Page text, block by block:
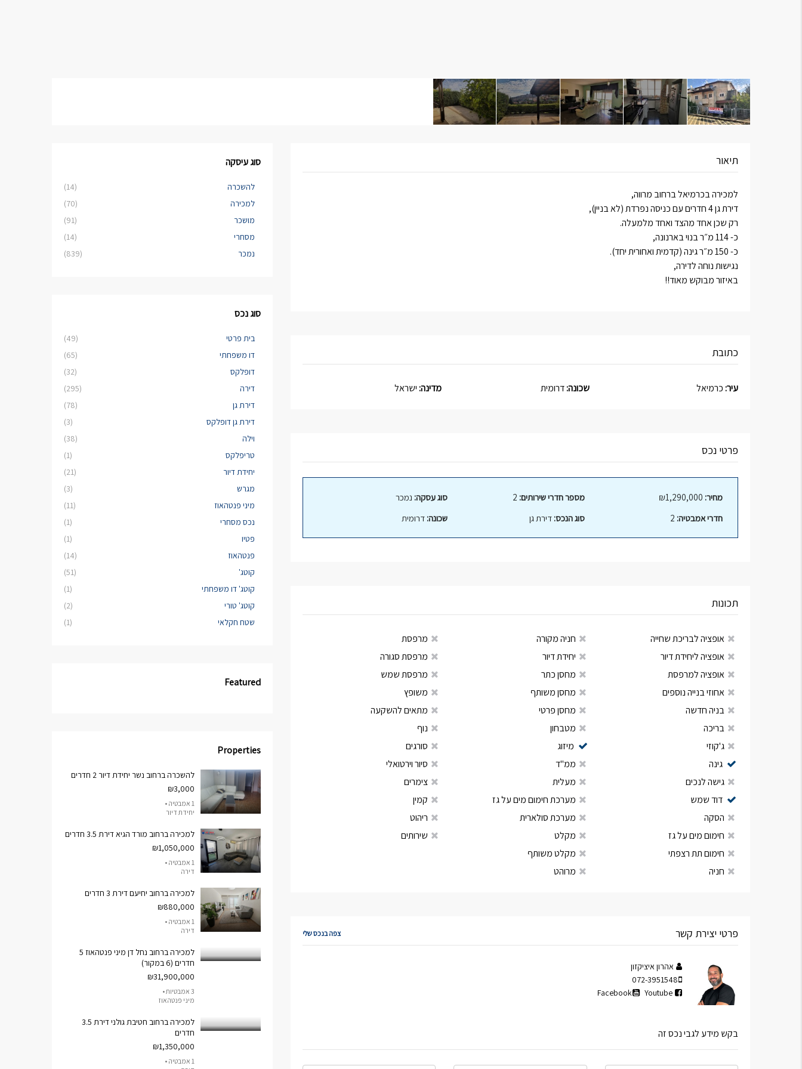
תיאור
למכירה בכרמיאל ברחוב מרווה,
דירת גן 4 חדרים עם כניסה נפרדת (לא בניין),
רק שכן אחד מהצד ואחד מלמעלה.
כ- 114 מ״ר בנוי בארנונה,
כ- 150 מ״ר גינה (קדמית ואחורית יחד).
נגישות נוחה לדירה,
באיזור מבוקש מאוד!!
כתובת
עיר:כרמיאל שכונה:דרומית מדינה:ישראל
פרטי נכס
מחיר:
חדרי אמבטיה:
מספר חדרי שירותים:
סוג הנכס: דירת גן
סוג עסקה: נמכר
שכונה: דרומית
תכונות
אופציה לבריכת שחייה
אופציה ליחידת דיור
אופציה למרפסת
אחוזי בנייה נוספים
בניה חדשה
בריכה
ג'קוזי
גינה
גישה לנכים
דוד שמש
הסקה
חימום מים על גז
חימום תת רצפתי
חניה
חניה מקורה
יחידת דיור
מחסן כתר
מחסן משותף
מחסן פרטי
מטבחון
מיזוג
ממ"ד
מעלית
מערכת חימום מים על גז
מערכת סולארית
מקלט
מקלט משותף
מרוהט
מרפסת
מרפסת סגורה
מרפסת שמש
משופץ
מתאים להשקעה
נוף
סורגים
סיור וירטואלי
צימרים
קמין
ריהוט
שירותים
פרטי יצירת קשר צפה בנכס שלי
אהרון איציקזון
072-3951548
Facebook
Youtube
בקש מידע לגבי נכס זה
סוג עיסקה
להשכרה
(14)
למכירה
(70)
מושכר
(91)
מסחרי
(14)
נמכר
(839)
סוג נכס
בית פרטי
(49)
דו משפחתי
(65)
דופלקס
(32)
דירה
(295)
דירת גן
(78)
דירת גן דופלקס
(3)
וילה
(38)
טריפלקס
(1)
יחידת דיור
(21)
מגרש
(3)
מיני פנטהאוז
(11)
נכס מסחרי
(1)
פטיו
(1)
פנטהאוז
(14)
קוטג'
(51)
קוטג' דו משפחתי
(1)
קוטג' טורי
(2)
שטח חקלאי
(1)
Featured
Properties
להשכרה ברחוב נשר יחידת דיור 2 חדרים
₪3,000
1 אמבטיה •
יחידת דיור
למכירה ברחוב מורד הגיא דירת 3.5 חדרים
₪1,050,000
1 אמבטיה •
דירה
למכירה ברחוב יחיעם דירת 3 חדרים
₪880,000
1 אמבטיה •
דירה
למכירה ברחוב נחל דן מיני פנטהאוז 5
חדרים (6 במקור)
₪31,900,000
3 אמבטיות •
מיני פנטהאוז
למכירה ברחוב חטיבת גולני דירת 3.5
חדרים
₪1,350,000
1 אמבטיה •